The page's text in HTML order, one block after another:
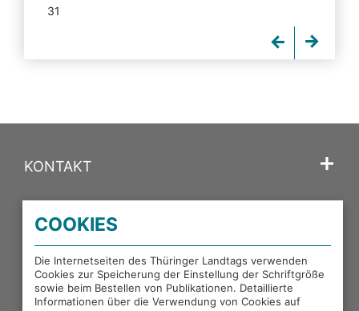
31
KONTAKT
PORTALE DES THÜRINGER LANDTAGS
EXTERNE LINKS
COOKIES
Die Internetseiten des Thüringer Landtags verwenden
Cookies zur Speicherung der Einstellung der Schriftgröße
sowie beim Bestellen von Publikationen. Detaillierte
Informationen über die Verwendung von Cookies auf